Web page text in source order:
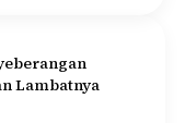
Lambatnya